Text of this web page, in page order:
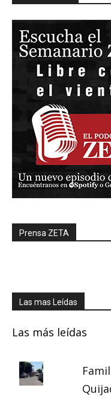
Prensa ZETA
Las mas Leídas
Las más leídas